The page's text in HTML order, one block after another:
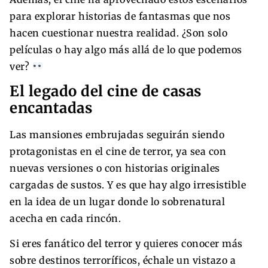
para explorar historias de fantasmas que nos
hacen cuestionar nuestra realidad. ¿Son solo
películas o hay algo más allá de lo que podemos
ver?
El legado del cine de casas
encantadas
Las mansiones embrujadas seguirán siendo
protagonistas en el cine de terror, ya sea con
nuevas versiones o con historias originales
cargadas de sustos. Y es que hay algo irresistible
en la idea de un lugar donde lo sobrenatural
acecha en cada rincón.
Si eres fanático del terror y quieres conocer más
sobre destinos terroríficos, échale un vistazo a